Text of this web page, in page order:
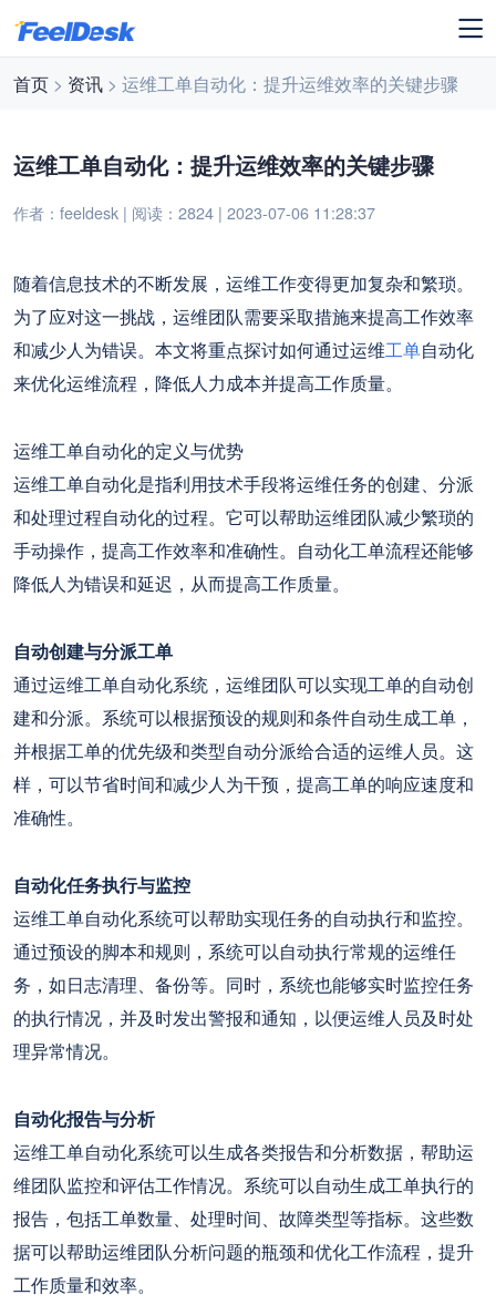
首页 > 资讯 > 运维工单自动化：提升运维效率的关键步骤
运维工单自动化：提升运维效率的关键步骤
作者：feeldesk | 阅读：2824 | 2023-07-06 11:28:37
随着信息技术的不断发展，运维工作变得更加复杂和繁琐。
为了应对这一挑战，运维团队需要采取措施来提高工作效率
和减少人为错误。本文将重点探讨如何通过运维工单自动化
来优化运维流程，降低人力成本并提高工作质量。
运维工单自动化的定义与优势
运维工单自动化是指利用技术手段将运维任务的创建、分派
和处理过程自动化的过程。它可以帮助运维团队减少繁琐的
手动操作，提高工作效率和准确性。自动化工单流程还能够
降低人为错误和延迟，从而提高工作质量。
自动创建与分派工单
通过运维工单自动化系统，运维团队可以实现工单的自动创
建和分派。系统可以根据预设的规则和条件自动生成工单，
并根据工单的优先级和类型自动分派给合适的运维人员。这
样，可以节省时间和减少人为干预，提高工单的响应速度和
准确性。
自动化任务执行与监控
运维工单自动化系统可以帮助实现任务的自动执行和监控。
通过预设的脚本和规则，系统可以自动执行常规的运维任
务，如日志清理、备份等。同时，系统也能够实时监控任务
的执行情况，并及时发出警报和通知，以便运维人员及时处
理异常情况。
自动化报告与分析
运维工单自动化系统可以生成各类报告和分析数据，帮助运
维团队监控和评估工作情况。系统可以自动生成工单执行的
报告，包括工单数量、处理时间、故障类型等指标。这些数
据可以帮助运维团队分析问题的瓶颈和优化工作流程，提升
工作质量和效率。